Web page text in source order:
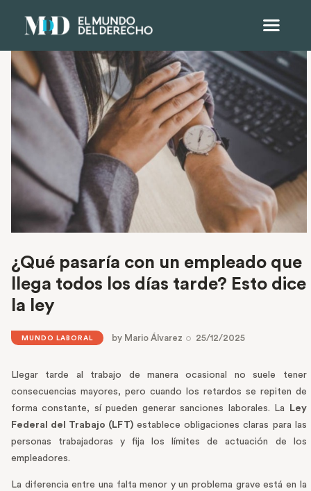
¿Qué pasaría con un empleado que
llega todos los días tarde? Esto dice
la ley
MUNDO LABORAL by Mario Álvarez 25/12/2025
Llegar tarde al trabajo de manera ocasional no suele tener
consecuencias mayores, pero cuando los retardos se repiten de
forma constante, sí pueden generar sanciones laborales. La
Ley
Federal del Trabajo (LFT) establece obligaciones claras para las
personas trabajadoras y fija los límites de actuación de los
empleadores.
La diferencia entre una falta menor y un problema grave está en la